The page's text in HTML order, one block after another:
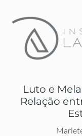
Luto e
Relação